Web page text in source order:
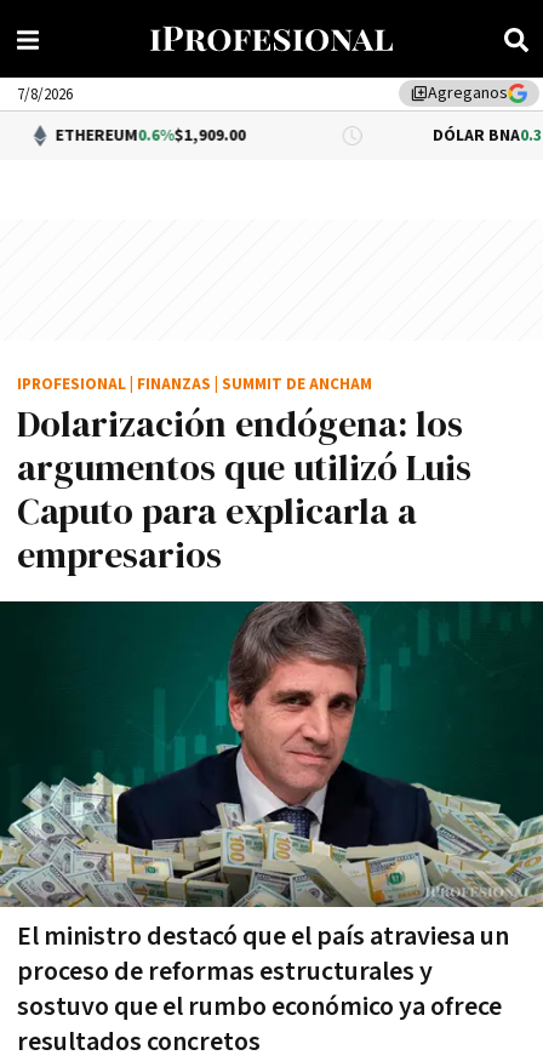
library_addAgreganos
7/8/2026
0.6%$1,909.00 DÓLAR BNA 0.34%$1,520.00
Dolarización endógena: los
argumentos que utilizó Luis
Caputo para explicarla a
empresarios
El ministro destacó que el país atraviesa un
proceso de reformas estructurales y
sostuvo que el rumbo económico ya ofrece
resultados concretos
IPROFESIONAL FINANZAS SUMMIT DE ANCHAM